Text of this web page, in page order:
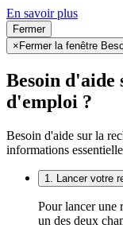
En savoir plus
Fermer
× Fermer la fenêtre
Besoin d'aide
d'emploi ?
Besoin d'aide sur la
informations
1. Lancer votre
Pour lancer une
un des deux